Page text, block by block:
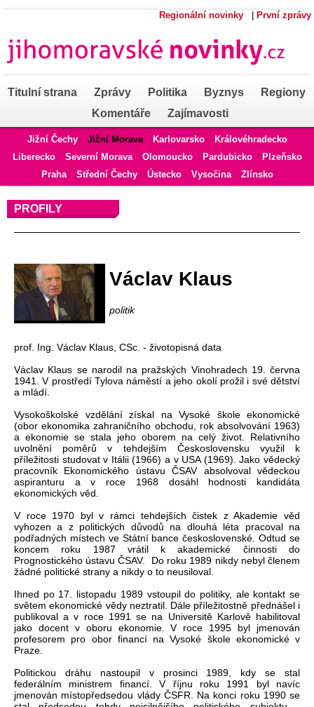
Regionální novinky První zprávy
Titulní strana Zprávy Politika Byznys
Regiony
Komentáře
Zajímavosti
Jižní Čechy Jižní Morava Karlovarsko
Královéhradecko
Liberecko
Severní Morava Olomoucko Pardubicko
Plzeňsko
Praha
Střední Čechy Ústecko Vysočina Zlínsko
PROFILY
Václav Klaus
politik
prof. Ing. Václav Klaus, CSc. - životopisná data
Václav Klaus se narodil na pražských Vinohradech 19. června
1941. V prostředí Tylova náměstí a jeho okolí prožil i své dětství
a mládí.
Vysokoškolské vzdělání získal na Vysoké škole ekonomické
(obor ekonomika zahraničního obchodu, rok absolvování 1963)
a ekonomie se stala jeho oborem na celý život. Relativního
uvolnění poměrů v tehdejším Československu využil k
příležitosti studovat v Itálii (1966) a v USA (1969). Jako vědecký
pracovník Ekonomického ústavu ČSAV absolvoval vědeckou
aspiranturu a v roce 1968 dosáhl hodnosti kandidáta
ekonomických věd.
V roce 1970 byl v rámci tehdejších čistek z Akademie věd
vyhozen a z politických důvodů na dlouhá léta pracoval na
podřadných místech ve Státní bance československé. Odtud se
koncem roku 1987 vrátil k akademické činnosti do
Prognostického ústavu ČSAV. Do roku 1989 nikdy nebyl členem
žádné politické strany a nikdy o to neusiloval.
Ihned po 17. listopadu 1989 vstoupil do politiky, ale kontakt se
světem ekonomické vědy neztratil. Dále příležitostně přednášel i
publikoval a v roce 1991 se na Universitě Karlově habilitoval
jako docent v oboru ekonomie. V roce 1995 byl jmenován
profesorem pro obor financí na Vysoké škole ekonomické v
Praze.
Politickou dráhu nastoupil v prosinci 1989, kdy se stal
federálním ministrem financí. V říjnu roku 1991 byl navíc
jmenován místopředsedou vlády ČSFR. Na konci roku 1990 se